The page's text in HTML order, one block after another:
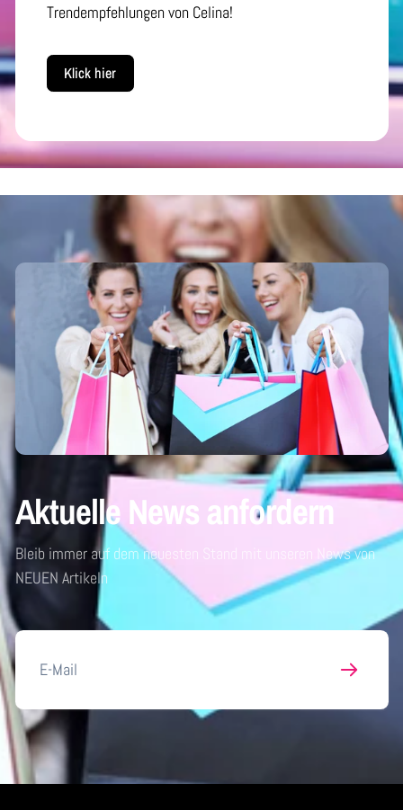
Trendempfehlungen von Celina!
Klick hier
Aktuelle News anfordern
Bleib immer auf dem neuesten Stand mit unseren News von
NEUEN Artikeln
E-
Mail